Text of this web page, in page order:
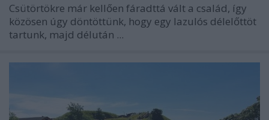
Csütörtökre már kellően fáradttá vált a család, így
közösen úgy döntöttünk, hogy egy lazulós délelőttöt
tartunk, majd délután ...